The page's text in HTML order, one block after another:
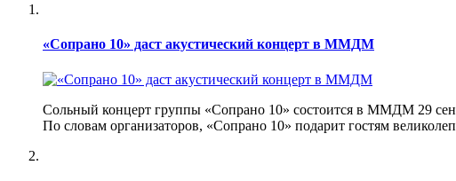
«Сопрано 10» даст акустический концерт в ММДМ
Сольный концерт группы «Сопрано 10» состоится в ММДМ 29
По словам организаторов, «Сопрано 10» подарит гостям